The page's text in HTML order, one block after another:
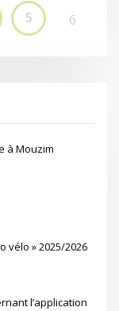
5 6
à Mouzim
vélo » 2025/2026
l’application